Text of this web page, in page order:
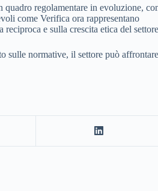
regolamentare in evoluzione,
come Verifica ora rappresentano
e sulla crescita etica del
sulle normative, il settore può affrontare